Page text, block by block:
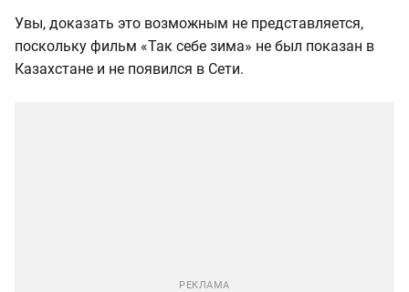
Увы, доказать это возможным не представляется,
поскольку фильм «Так себе зима» не был показан в
Казахстане и не появился в Сети.